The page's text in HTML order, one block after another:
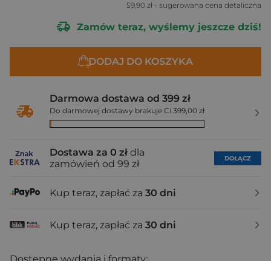
59,90 zł - sugerowana cena detaliczna
Zamów teraz, wyślemy jeszcze dziś!
DODAJ DO KOSZYKA
Darmowa dostawa od 399 zł
Do darmowej dostawy brakuje Ci 399,00 zł
Dostawa za 0 zł dla
zamówień od 99 zł
DOŁĄCZ
Kup teraz, zapłać za 30 dni
Kup teraz, zapłać za 30 dni